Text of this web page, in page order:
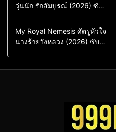
ซีรี่ย์เกาหลี
ซีรี่ย์เกาหลีพากย์ไทย
วุ่นนัก รักสัมบูรณ์ (2026) ซับ
Comedy
Drama
Sci-Fi & Fantasy
My Royal Nemesis ศัตรูหัวใจ
นางร้ายวังหลวง (2026) ซับ